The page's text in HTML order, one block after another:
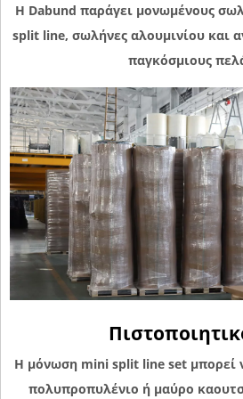
Η Dabund παράγει μονωμένους
split line, σωλήνες αλουμινίου και
παγκόσμιους
Η μόνωση mini split line set μπορεί
πολυπροπυλένιο ή μαύρο